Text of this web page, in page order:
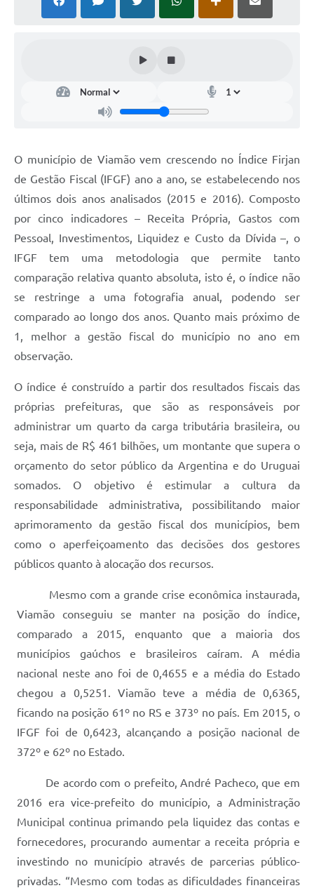
O município de Viamão vem crescendo no Índice Firjan
de Gestão Fiscal (IFGF) ano a ano, se estabelecendo nos
últimos dois anos analisados (2015 e 2016). Composto
por cinco indicadores – Receita Própria, Gastos com
Pessoal, Investimentos, Liquidez e Custo da Dívida –, o
IFGF tem uma metodologia que permite tanto
comparação relativa quanto absoluta, isto é, o índice não
se restringe a uma fotografia anual, podendo ser
comparado ao longo dos anos. Quanto mais próximo de
1, melhor a gestão fiscal do município no ano em
observação.
O índice é construído a partir dos resultados fiscais das
próprias prefeituras, que são as responsáveis por
administrar um quarto da carga tributária brasileira, ou
seja, mais de R$ 461 bilhões, um montante que supera o
orçamento do setor público da Argentina e do Uruguai
somados. O objetivo é estimular a cultura da
responsabilidade administrativa, possibilitando maior
aprimoramento da gestão fiscal dos municípios, bem
como o aperfeiçoamento das decisões dos gestores
públicos quanto à alocação dos recursos.
Mesmo com a grande crise econômica instaurada,
Viamão conseguiu se manter na posição do índice,
comparado a 2015, enquanto que a maioria dos
municípios gaúchos e brasileiros caíram. A média
nacional neste ano foi de 0,4655 e a média do Estado
chegou a 0,5251. Viamão teve a média de 0,6365,
ficando na posição 61º no RS e 373º no país. Em 2015, o
IFGF foi de 0,6423, alcançando a posição nacional de
372º e 62º no Estado.
De acordo com o prefeito, André Pacheco, que em
2016 era vice-prefeito do município, a Administração
Municipal continua primando pela liquidez das contas e
fornecedores, procurando aumentar a receita própria e
investindo no município através de parcerias público-
privadas. “Mesmo com todas as dificuldades financeiras